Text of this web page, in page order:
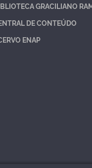
GRACILIANO
DE CONTEÚDO
ENAP